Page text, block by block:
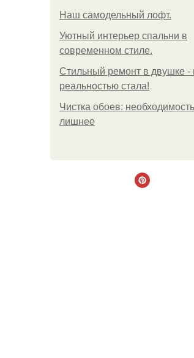
Наш самодельный лофт.
Уютный интерьер спальни в
современном стиле.
Стильный ремонт в двушке -
реальностью стала!
Чистка обоев:
лишнее